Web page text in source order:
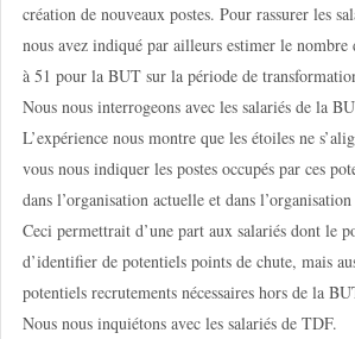
création de nouveaux postes. Pour rassurer les
nous avez indiqué par ailleurs estimer le nombre
à 51 pour la BUT sur la période de
Nous nous interrogeons avec les salariés de la
L’expérience nous montre que les étoiles ne
vous nous indiquer les postes occupés par ces
dans l’organisation actuelle et dans
Ceci permettrait d’une part aux salariés dont le
d’identifier de potentiels points de chute, mais
potentiels recrutements nécessaires hors de la
Nous nous inquiétons avec les salariés de TDF.